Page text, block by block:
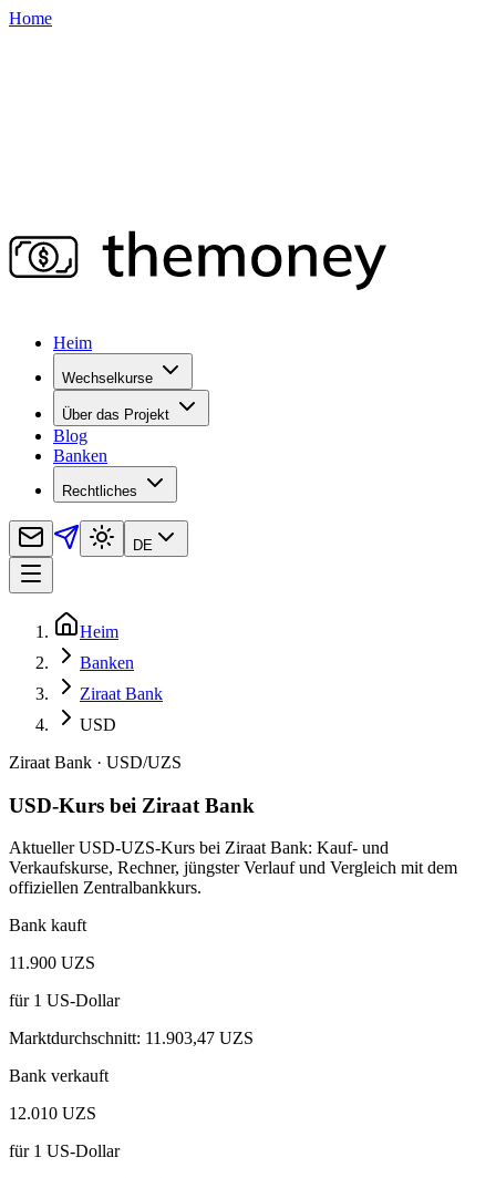
Home
Heim
Wechselkurse
Über das Projekt
Blog
Banken
Rechtliches
DE
Heim
Banken
Ziraat Bank
USD
Ziraat Bank · USD/UZS
USD-Kurs bei Ziraat Bank
Aktueller USD-UZS-Kurs bei Ziraat Bank: Kauf- und
Verkaufskurse, Rechner, jüngster Verlauf und Vergleich mit dem
offiziellen Zentralbankkurs.
Bank kauft
11.900 UZS
für1 US-Dollar
Marktdurchschnitt: 11.903,47 UZS
Bank verkauft
12.010 UZS
für1 US-Dollar